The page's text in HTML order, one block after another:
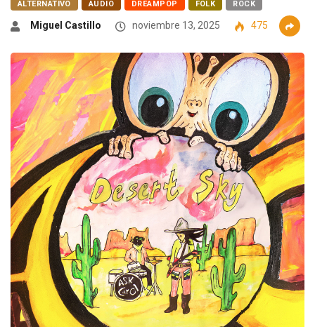
ALTERNATIVO AUDIO DREAMPOP FOLK ROCK
Miguel Castillo noviembre 13, 2025 475